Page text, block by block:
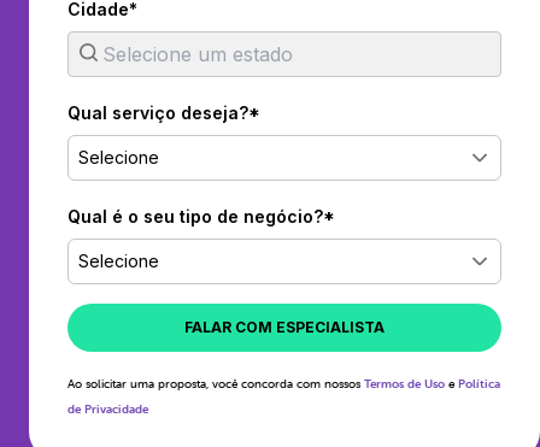
Cidade*
Qual serviço deseja?*
Selecione
Qual é o seu tipo de negócio?*
Selecione
FALAR COM ESPECIALISTA
Ao solicitar uma proposta, você concorda com nossos Termos de Uso e Política
de Privacidade